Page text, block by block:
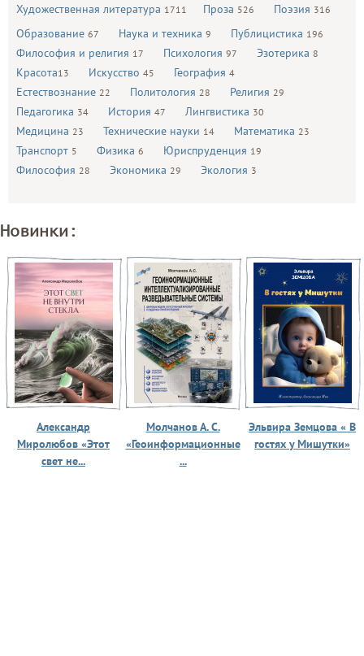
Художественная литература 1711 Проза 526 Поэзия 316
Образование 67 Наука и техника 9 Публицистика 196
Философия и религия 17 Психология 97 Эзотерика 8
Красота13 Искусство 45 География 4
Естествознание 22 Политология 28 Религия 29
Педагогика 34 История 47 Лингвистика 30
Медицина 23 Технические науки 14 Математика 23
Транспорт 5 Физика 6 Юриспруденция 19
Философия 28 Экономика 29 Экология 3
Новинки:
Александр
Миролюбов «Этот
свет не...
Молчанов А. С.
«Геоинформационные
...
Эльвира Земцова « В
гостях у Мишутки»